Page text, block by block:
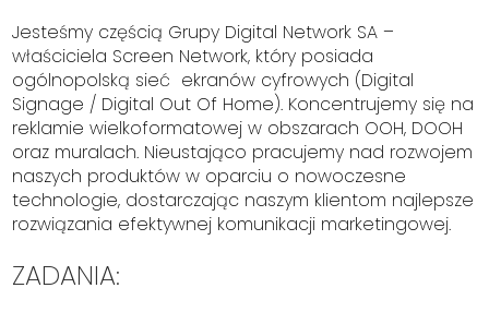
Jesteśmy częścią Grupy Digital Network SA –
właściciela Screen Network, który posiada
ogólnopolską sieć ekranów cyfrowych (Digital
Signage / Digital Out Of Home). Koncentrujemy się na
reklamie wielkoformatowej w obszarach OOH, DOOH
oraz muralach. Nieustająco pracujemy nad rozwojem
naszych produktów w oparciu o nowoczesne
technologie, dostarczając naszym klientom najlepsze
rozwiązania efektywnej komunikacji marketingowej.
ZADANIA: